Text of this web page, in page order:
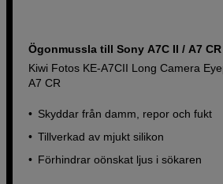
Ögonmussla till Sony A7C II / A7 CR
Kiwi Fotos KE-A7CII Long Camera
A7 CR
Skyddar från damm, repor och fukt
Tillverkad av mjukt silikon
Förhindrar oönskat ljus i sökaren